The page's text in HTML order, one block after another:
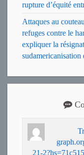
rupture d’équité
Attaques au
refuges contre le
expliquer la
sudamericanisation
21-